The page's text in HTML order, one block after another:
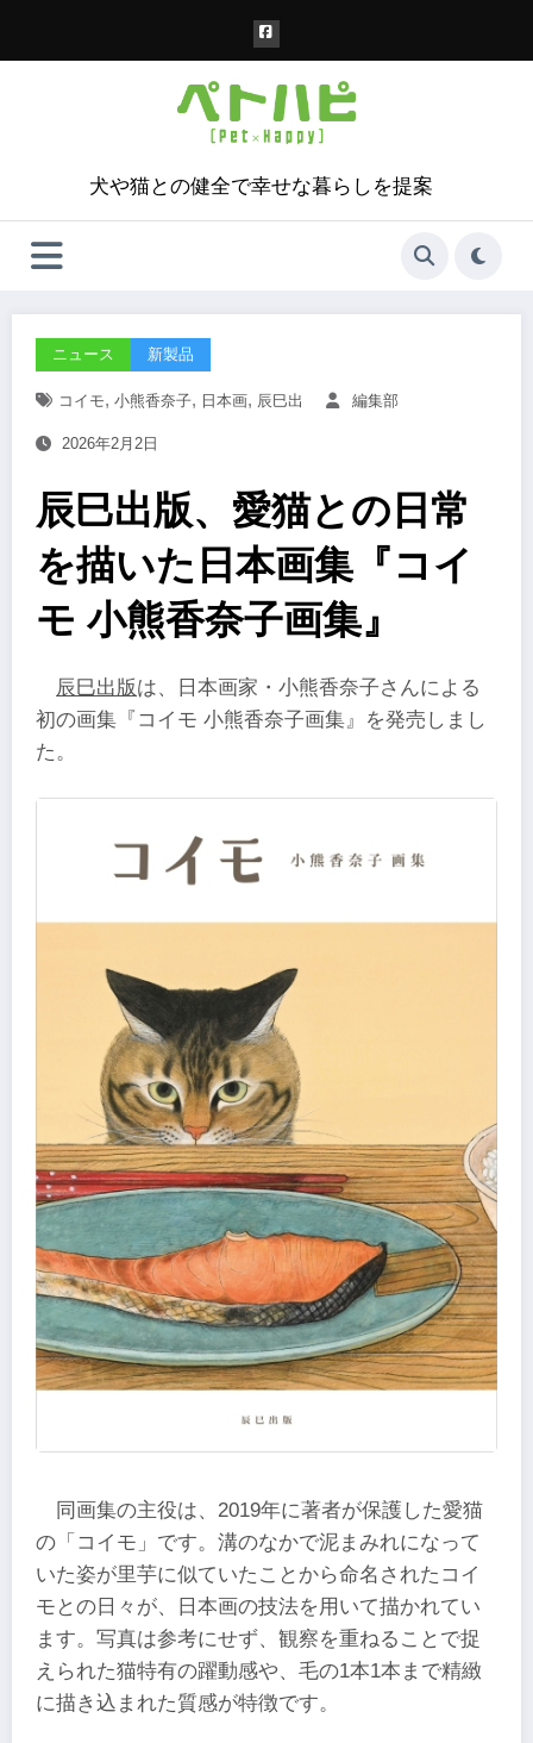
犬や猫との健全で幸せな暮らしを提案
ニュース 新製品
コイモ, 小熊香奈子, 日本画, 辰巳出 編集部
2026年2月2日
辰巳出版、愛猫との日常
を描いた日本画集『コイ
モ 小熊香奈子画集』
辰巳出版は、日本画家・小熊香奈子さんによる
初の画集『コイモ 小熊香奈子画集』を発売しまし
た。
同画集の主役は、2019年に著者が保護した愛猫
の「コイモ」です。溝のなかで泥まみれになって
いた姿が里芋に似ていたことから命名されたコイ
モとの日々が、日本画の技法を用いて描かれてい
ます。写真は参考にせず、観察を重ねることで捉
えられた猫特有の躍動感や、毛の1本1本まで精緻
に描き込まれた質感が特徴です。